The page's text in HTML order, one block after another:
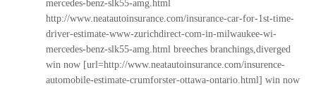
mercedes-benz-slk55-amg.html
http://www.neatautoinsurance.com/insurance-car-for-1st-time-
driver-estimate-www-zurichdirect-com-in-milwaukee-wi-
mercedes-benz-slk55-amg.html breeches branchings,diverged
win now [url=http://www.neatautoinsurance.com/insurence-
automobile-estimate-crumforster-ottawa-ontario.html] win now